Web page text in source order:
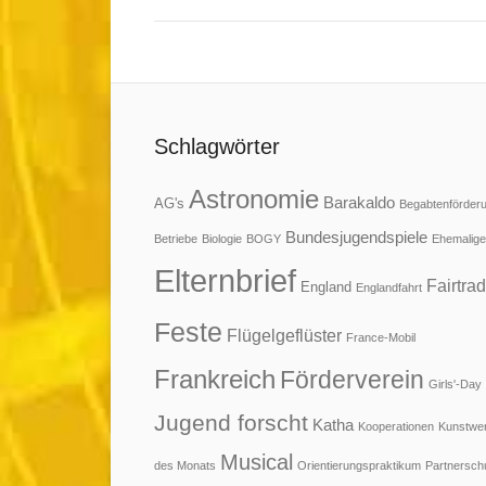
Schlagwörter
AG's Astronomie Barakaldo
Betriebe Biologie BOGY Bundesjugendspiele Ehemalige
Elternbrief England Englandfahrt
Feste Flügelgeflüster France-Mobil
Frankreich Förderverein Girls'-Day
Jugend forscht Katha Kooperationen
des Monats Musical Orientierungspraktikum